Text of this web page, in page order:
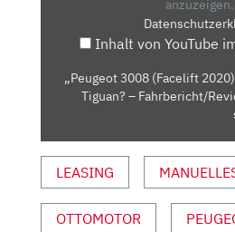
TIGUAN?
FAHRBERICHT/REVIEW
MOTOR
UND
SPORT“
VON
anzuzeigen.
Inhalt von YouTube
„Peugeot 3008 (Facelift
Tiguan? – Fahrbericht/
LEASING
OTTOMOTOR